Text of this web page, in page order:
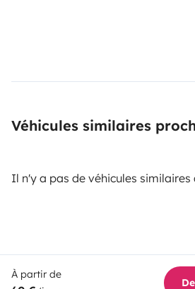
Véhicules similaires
Il n'y a pas de véhicules similaires
À partir de